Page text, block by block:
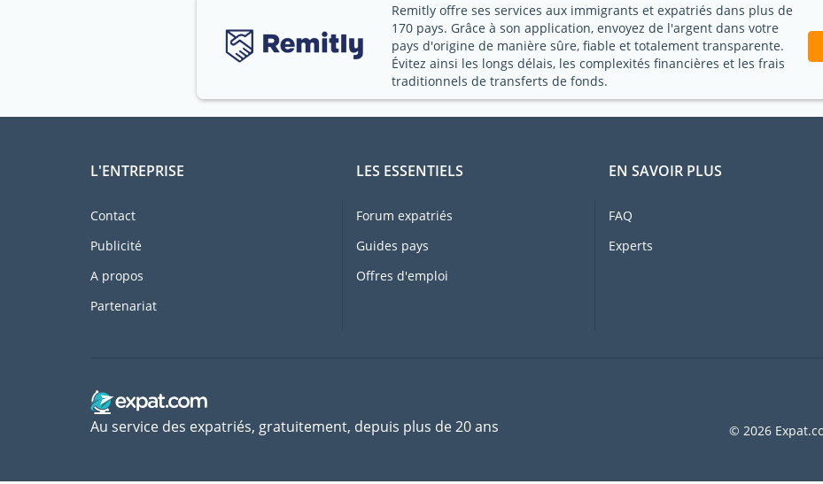
Remitly offre ses services aux immigrants et expatriés dans plus de
170 pays. Grâce à son application, envoyez de l'argent dans votre
pays d'origine de manière sûre, fiable et totalement transparente.
Évitez ainsi les longs délais, les complexités financières et les frais
traditionnels de transferts de fonds.
L'ENTREPRISE
Contact
Publicité
A propos
Partenariat
LES ESSENTIELS
Forum expatriés
Guides pays
Offres d'emploi
EN SAVOIR PLUS
FAQ
Experts
© 2026
Au service des expatriés, gratuitement, depuis plus de 20 ans